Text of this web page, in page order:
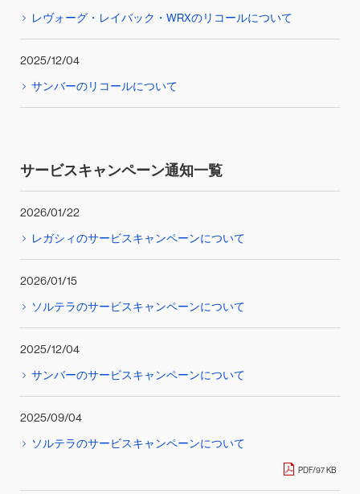
レヴォーグ・レイバック・WRXのリコールについて
2025/12/04
サンバーのリコールについて
サービスキャンペーン通知一覧
2026/01/22
レガシィのサービスキャンペーンについて
2026/01/15
ソルテラのサービスキャンペーンについて
2025/12/04
サンバーのサービスキャンペーンについて
2025/09/04
ソルテラのサービスキャンペーンについて
PDF/97 KB